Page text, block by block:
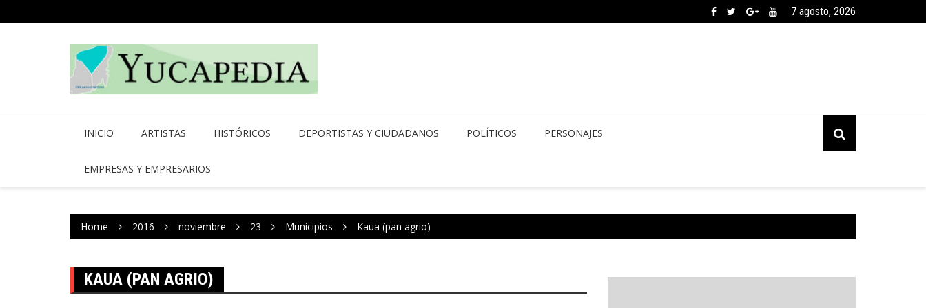
7 agosto, 2026
INICIO ARTISTAS HISTÓRICOS DEPORTISTAS Y CIUDADANOS POLÍTICOS PERSONAJES
EMPRESAS Y EMPRESARIOS
Home 2016 noviembre 23 Municipios Kaua (pan agrio)
KAUA (PAN AGRIO)